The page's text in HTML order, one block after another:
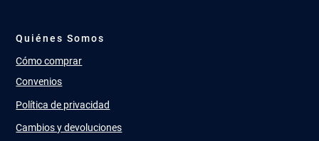
Quiénes Somos
Cómo comprar
Convenios
Política de privacidad
Cambios y devoluciones